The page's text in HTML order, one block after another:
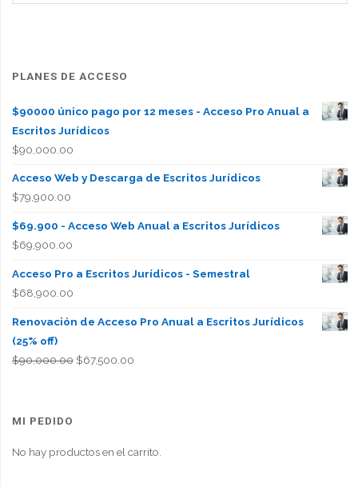
PLANES DE ACCESO
$90000 único pago por 12 meses - Acceso Pro Anual a
Escritos Jurídicos
$90,000.00
Acceso Web y Descarga de Escritos Jurídicos
$79,900.00
$69.900 - Acceso Web Anual a Escritos Jurídicos
$69,900.00
Acceso Pro a Escritos Jurídicos - Semestral
$68,900.00
Renovación de Acceso Pro Anual a Escritos Jurídicos
(25% off)
$90,000.00 El
$67,500.00El
MI PEDIDO
No hay productos en el carrito.